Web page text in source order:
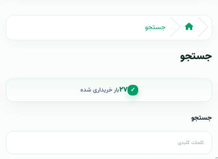
جستجو
جستجو
✓ ۲۷بار خریداری شده
جستجو